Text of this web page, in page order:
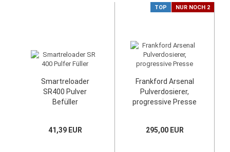
Smartreloader
SR400 Pulver
Befüller
41,39 EUR
TOP NUR NOCH 2
Frankford Arsenal
Pulverdosierer,
progressive Presse
295,00 EUR